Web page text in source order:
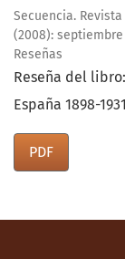
Secuencia.
(2008):
Reseñas
Reseña del
España 1898-
PDF